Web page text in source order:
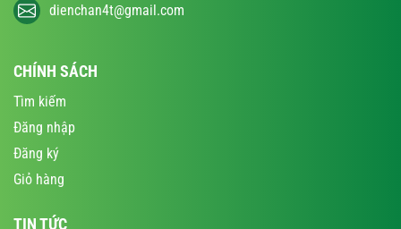
dienchan4t@gmail.com
CHÍNH SÁCH
Tìm kiếm
Đăng nhập
Đăng ký
Giỏ hàng
TIN TỨC